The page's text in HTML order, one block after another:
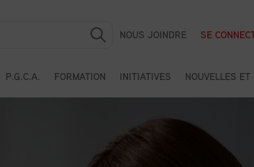
P.G.C.A. FORMATION INITIATIVES NOUVELLES
NOUS JOINDRE SE